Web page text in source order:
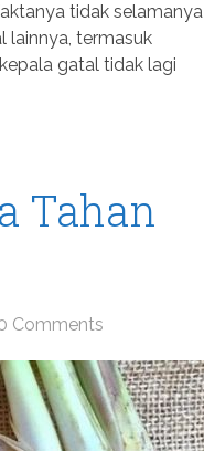
tidak selamanya
lainnya, termasuk
gatal tidak lagi
Tahan
Comments